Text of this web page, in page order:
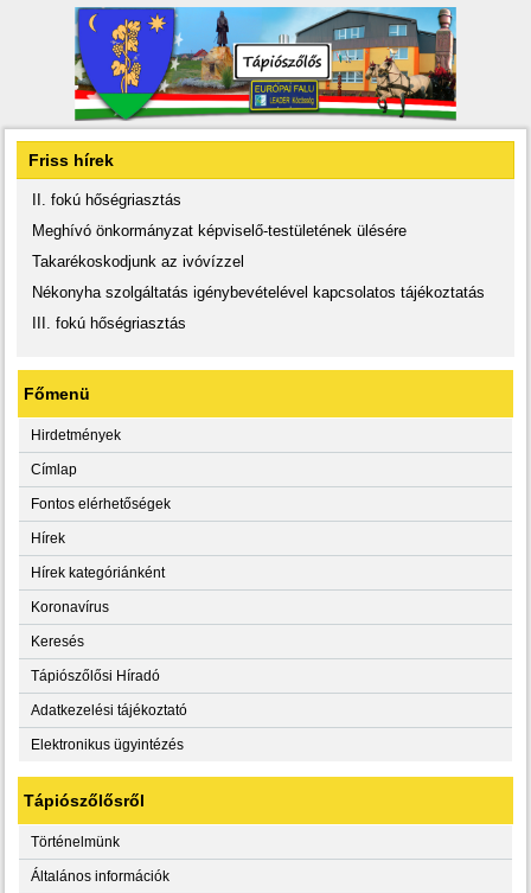
Friss hírek
II. fokú hőségriasztás
Meghívó önkormányzat képviselő-testületének ülésére
Takarékoskodjunk az ivóvízzel
Nékonyha szolgáltatás igénybevételével kapcsolatos tájékoztatás
III. fokú hőségriasztás
Főmenü
Hirdetmények
Címlap
Fontos elérhetőségek
Hírek
Hírek kategóriánként
Koronavírus
Keresés
Tápiószőlősi Híradó
Adatkezelési tájékoztató
Elektronikus ügyintézés
Tápiószőlősről
Történelmünk
Általános információk